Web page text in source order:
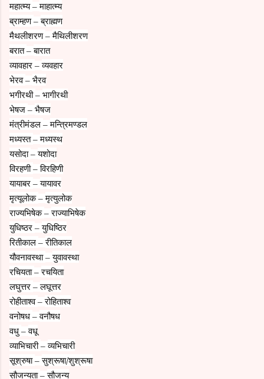
महात्म्य–माहात्म्य
ब्राम्हण–ब्राह्मण
मैथलीशरण–मैथिलीशरण
बरात–बारात
व्यावहार –व्यवहार
भेरव– भैरव
भगीरथी– भागीरथी
भेषज – भैषज
मंत्रीमंडल –मन्त्रिमण्डल
मध्यस्त–मध्यस्थ
यसोदा–यशोदा
विरहणी–विरहिणी
यायाबर –यायावर
मृत्यूलोक–मृत्युलोक
राज्यभिषेक–राज्याभिषेक
युधिष्ठर –युधिष्ठिर
रितीकाल –रीतिकाल
यौवनावस्था–युवावस्था
रचियता–रचयिता
लघुत्तर –लघूत्तर
रोहीताश्व–रोहिताश्व
वनोषध –वनौषध
वधु –वधू
व्याभिचारी–व्यभिचारी
सूश्रुषा–सुश्रूषा/शुश्रूषा
सौजन्यता–सौजन्य